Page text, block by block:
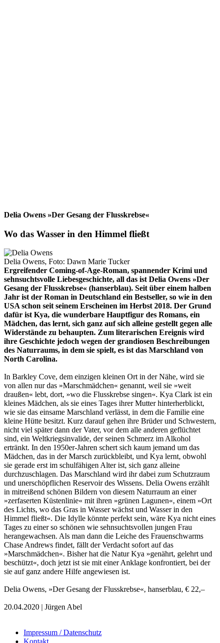
Delia Owens »Der Gesang der Flusskrebse«
Wo das Wasser in den Himmel fließt
Delia Owens, Foto: Dawn Marie Tucker
Ergreifender Coming-of-Age-Roman, spannender Krimi und
sehnsuchtsvolle Liebesgeschichte, all das ist Delia Owens »Der
Gesang der Flusskrebse« (hanserblau). Seit über einem halben
Jahr ist der Roman in Deutschland ein Bestseller, so wie in den
USA schon seit seinem Erscheinen im Herbst 2018. Der Grund
dafür ist Kya, die wunderbare Hauptfigur des Romans, ein
Mädchen, das lernt, sich ganz auf sich alleine gestellt gegen alle
Widerstände zu behaupten. Zum literarischen Ereignis wird
ihre Geschichte jedoch wegen der grandiosen Beschreibungen
des Naturraums, in dem sie spielt, es ist das Marschland von
North Carolina.
In Barkley Cove, dem einzigen kleinen Ort in der Nähe, wird sie
von allen nur das »Marschmädchen« genannt, weil sie »weit
draußen« lebt, dort, »wo die Flusskrebse singen«. Kya Clark ist ein
kleines Mädchen, als sie eines Tages ihrer Mutter hinterherblickt,
wie sie das einsame Marschland verlässt, in dem die Familie eine
kleine Hütte besitzt. Kurz darauf gehen ihre Brüder und Schwestern,
nicht viel später dann der Vater, vor dem alle anderen geflüchtet
sind, ein Weltkriegsinvalide, der seinen Schmerz im Alkohol
ertränkt. In den 1950er-Jahren schert sich kaum jemand um das
Mädchen, das in der Marsch zurückbleibt, und Kya lernt, obwohl
sie gerade erst im schulfähigen Alter ist, sich ganz alleine
durchzuschlagen. Das Marschland wird ihr dabei zum Schutzraum
und unerschöpflichen Reservoir des Wissens. Delia Owens erzählt
in mitreißend schönen Bildern von diesem Naturraum an einer
»zerfaserten Küstenlinie« mit ihren »grünen Lagunen«, einem »Ort
des Lichts, wo das Gras in Wasser wächst und Wasser in den
Himmel fließt«. Die Idylle könnte perfekt sein, wäre Kya nicht eines
Tages zu einer so schönen wie sehnsuchtsvollen jungen Frau
herangewachsen. Als man dann die Leiche des Frauenschwarms
Chase Andrews findet, fällt der Verdacht sofort auf das
»Marschmädchen«. Bisher hat die Natur Kya »genährt, gelehrt und
beschützt«, doch jetzt ist sie mit einer Anklage konfrontiert, bei der
sie auf ganz andere Hilfe angewiesen ist.
Delia Owens, »Der Gesang der Flusskrebse«, hanserblau, € 22,–
20.04.2020 | Jürgen Abel
Impressum / Datenschutz